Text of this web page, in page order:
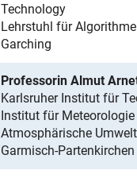
Technology
Lehrstuhl für
Garching
Professorin Almut
Karlsruher Institut für
Institut für
Atmosphärische
Garmisch-Partenkirchen